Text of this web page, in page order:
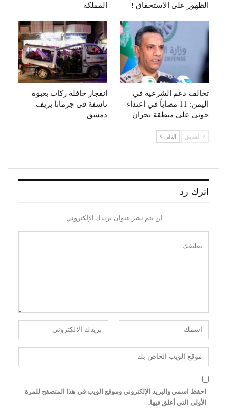
الظهور على الاستحقاق !
المملكة
تحالف دعم الشرعية في
اليمن: 11 مصاباً في اعتداء
حوثى على منطقة نجران
انفجار حافلة ركاب بعبوة
ناسفة فى جرمانا بريف
دمشق
السابق التالي
اترك رد
لن يتم نشر عنوان بريدك الإلكتروني.
احفظ اسمي والبريد الإلكتروني وموقع الويب في هذا المتصفح للمرة
الأولى التي أعلق فيها.